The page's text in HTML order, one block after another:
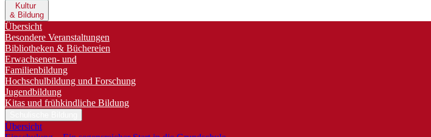
Kultur
& Bildung
Übersicht
Besondere Veranstaltungen
Bibliotheken & Büchereien
Erwachsenen- und
Familienbildung
Hochschulbildung und Forschung
Jugendbildung
Kitas und frühkindliche Bildung
Übersicht